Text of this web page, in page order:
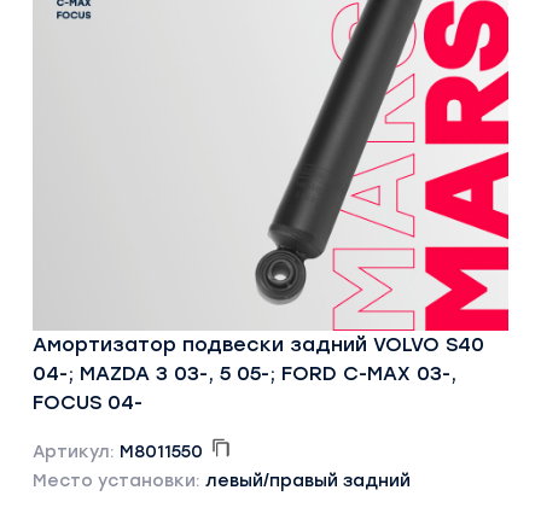
Амортизатор подвески задний VOLVO S40
04-; MAZDA 3 03-, 5 05-; FORD C-MAX 03-,
FOCUS 04-
Артикул: M8011550
Место установки: левый/правый задний